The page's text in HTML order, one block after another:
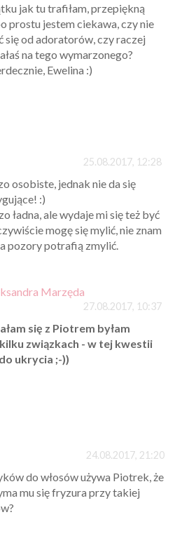
jak tu trafiłam, przepiękną
prostu jestem ciekawa, czy nie
się od adoratorów, czy raczej
na tego wymarzonego?
Ewelina :)
25.08.2017, 12:28
osobiste, jednak nie da się
:)
ładna, ale wydaje mi się też być
mogę się mylić, nie znam
pozory potrafią zmylić.
Marzęda
27.08.2017, 10:37
się z Piotrem byłam
związkach - w tej kwestii
ukrycia ;-))
24.08.2017, 21:20
do włosów używa Piotrek, że
mu się fryzura przy takiej